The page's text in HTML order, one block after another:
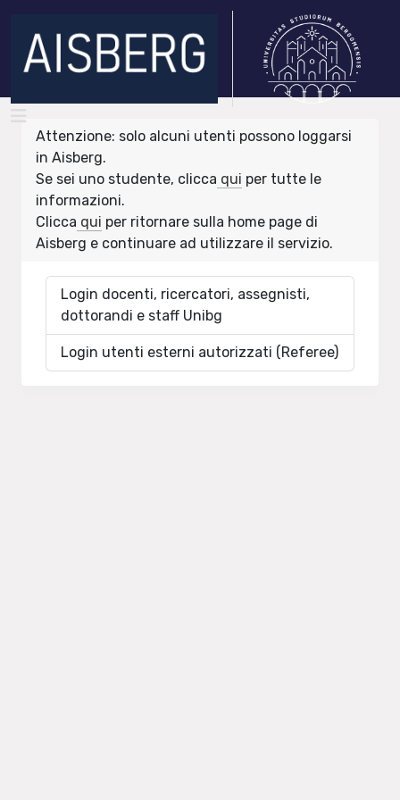
Attenzione: solo alcuni utenti possono loggarsi
in Aisberg.
Se sei uno studente, clicca qui per tutte le
informazioni.
Clicca qui per ritornare sulla home page di
Aisberg e continuare ad utilizzare il servizio.
Login docenti, ricercatori, assegnisti,
dottorandi e staff Unibg
Login utenti esterni autorizzati (Referee)